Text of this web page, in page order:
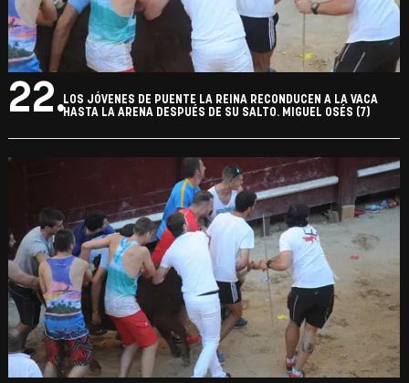
22.LOS JÓVENES DE PUENTE LA REINA RECONDUCEN A LA VACA
HASTA LA ARENA DESPUÉS DE SU SALTO. MIGUEL OSÉS (7)